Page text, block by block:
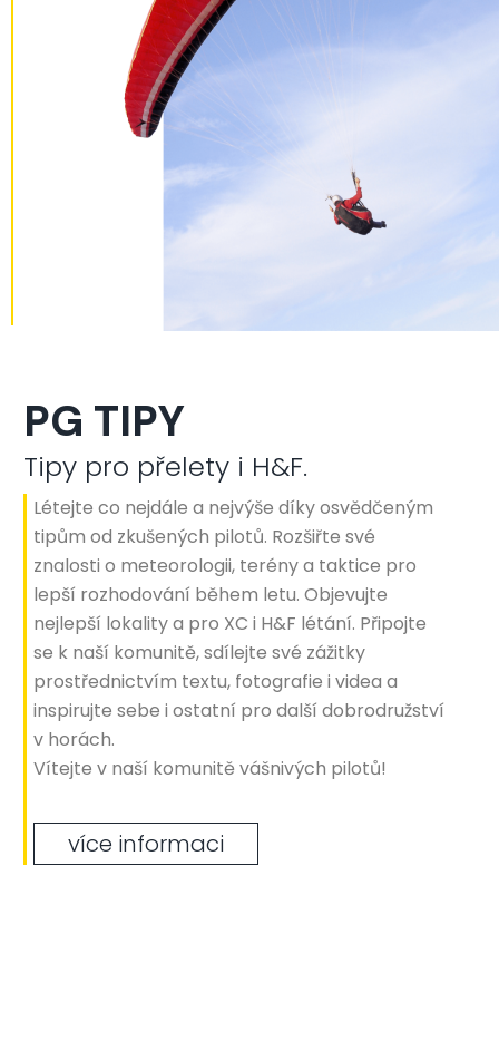
PG TIPY
Tipy pro přelety i H&F.
Létejte co nejdále a nejvýše díky osvědčeným
tipům od zkušených pilotů. Rozšiřte své
znalosti o meteorologii, terény a taktice pro
lepší rozhodování během letu. Objevujte
nejlepší lokality a pro XC i H&F létání. Připojte
se k naší komunitě, sdílejte své zážitky
prostřednictvím textu, fotografie i videa a
inspirujte sebe i ostatní pro další dobrodružství
v horách.
Vítejte v naší komunitě vášnivých pilotů!
více informaci